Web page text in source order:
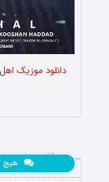
دانلود موزیک
دانلود ورژن
هیچ